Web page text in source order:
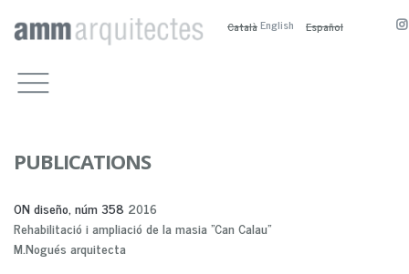
CatalàEnglish Español
PUBLIC SPACE
SERVICE BUILDINGS
PUBLICATIONS
PRESENTATION
BIOGRAPHY
M. BOSCH EN
A. SÁNCHEZ-FOTÚN AN
M. NOGUÉS EN
COMPETITION AND PRIZES
PARTNERS
A.SANCHEZ-FORTÚN
M.NOGUÉS
PUBLICATIONS
ON diseño, núm 358 2016
Rehabilitació i ampliació de la masia "Can Calau"
M.Nogués arquitecta